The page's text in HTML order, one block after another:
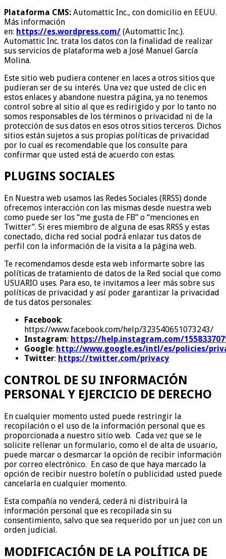
Plataforma CMS: Automattic Inc., con domicilio en EEUU.
Más información
en: https://es.wordpress.com/ (Automattic Inc.).
Automattic Inc. trata los datos con la finalidad de realizar
sus servicios de plataforma web a José Manuel García
Molina.
Este sitio web pudiera contener en laces a otros sitios que
pudieran ser de su interés. Una vez que usted de clic en
estos enlaces y abandone nuestra página, ya no tenemos
control sobre al sitio al que es redirigido y por lo tanto no
somos responsables de los términos o privacidad ni de la
protección de sus datos en esos otros sitios terceros. Dichos
sitios están sujetos a sus propias políticas de privacidad
por lo cual es recomendable que los consulte para
confirmar que usted está de acuerdo con estas.
PLUGINS SOCIALES
En Nuestra web usamos las Redes Sociales (RRSS) donde
ofrecemos interacción con las mismas desde nuestra web
como puede ser los “me gusta de FB” o “menciones en
Twitter”. Si eres miembro de alguna de esas RRSS y estas
conectado, dicha red social podrá enlazar tus datos de
perfil con la información de la visita a la página web.
Te recomendamos desde esta web informarte sobre las
políticas de tratamiento de datos de la Red social que como
USUARIO uses. Para eso, te invitamos a leer más sobre sus
políticas de privacidad y así poder garantizar la privacidad
de tus datos personales:
Facebook:
https://www.facebook.com/help/323540651073243/
Instagram: https://help.instagram.com/
Google: http://www.google.es/intl/es/policies/
Twitter: https://twitter.com/privacy
CONTROL DE SU INFORMACIÓN
PERSONAL Y EJERCICIO DE DERECHO
En cualquier momento usted puede restringir la
recopilación o el uso de la información personal que es
proporcionada a nuestro sitio web. Cada vez que se le
solicite rellenar un formulario, como el de alta de usuario,
puede marcar o desmarcar la opción de recibir información
por correo electrónico. En caso de que haya marcado la
opción de recibir nuestro boletín o publicidad usted puede
cancelarla en cualquier momento.
Esta compañía no venderá, cederá ni distribuirá la
información personal que es recopilada sin su
consentimiento, salvo que sea requerido por un juez con un
orden judicial.
MODIFICACIÓN DE LA POLÍTICA DE